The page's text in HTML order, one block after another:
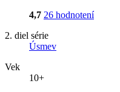
4,7 26 hodnotení
2. diel série
Úsmev
Vek
10+